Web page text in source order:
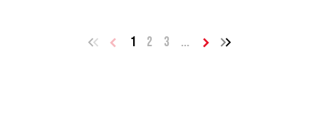
1 2 3 ...